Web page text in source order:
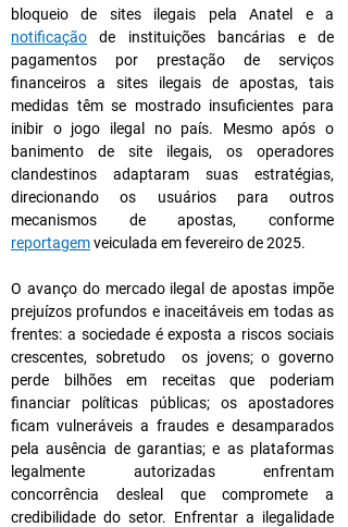
notificação de instituições bancárias e de
pagamentos por prestação de serviços
financeiros a sites ilegais de apostas, tais
medidas têm se mostrado insuficientes para
inibir o jogo ilegal no país. Mesmo após o
banimento de site ilegais, os operadores
clandestinos adaptaram suas estratégias,
direcionando os usuários para outros
reportagem veiculada em fevereiro de 2025.
O avanço do mercado ilegal de apostas impõe
prejuízos profundos e inaceitáveis em todas as
frentes: a sociedade é exposta a riscos sociais
crescentes, sobretudo  os jovens; o governo
perde bilhões em receitas que poderiam
financiar políticas públicas; os apostadores
ficam vulneráveis a fraudes e desamparados
pela ausência de garantias; e as plataformas
legalmente autorizadas enfrentam
concorrência desleal que compromete a
credibilidade do setor. Enfrentar a ilegalidade